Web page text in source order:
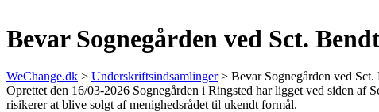
Bevar Sognegården ved Sct.
WeChange.dk > Underskriftsindsamlinger > Bevar Sognegården ved
Oprettet den 16/03-2026 Sognegården i Ringsted har ligget ved siden af
risikerer at blive solgt af menighedsrådet til ukendt formål.